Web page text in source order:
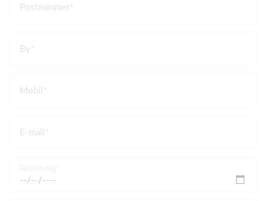
Postnummer
By
Mobil
E-mail